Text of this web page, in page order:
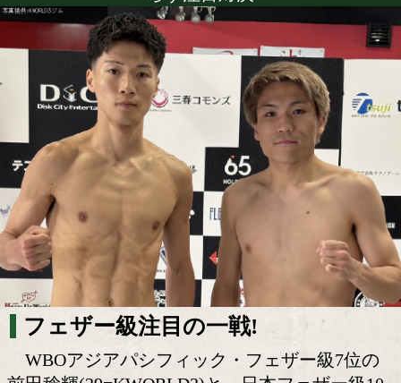
[前日計量]2026.5.8
前田稔輝と高優一郎が激突! フェザー級
らす注目対決